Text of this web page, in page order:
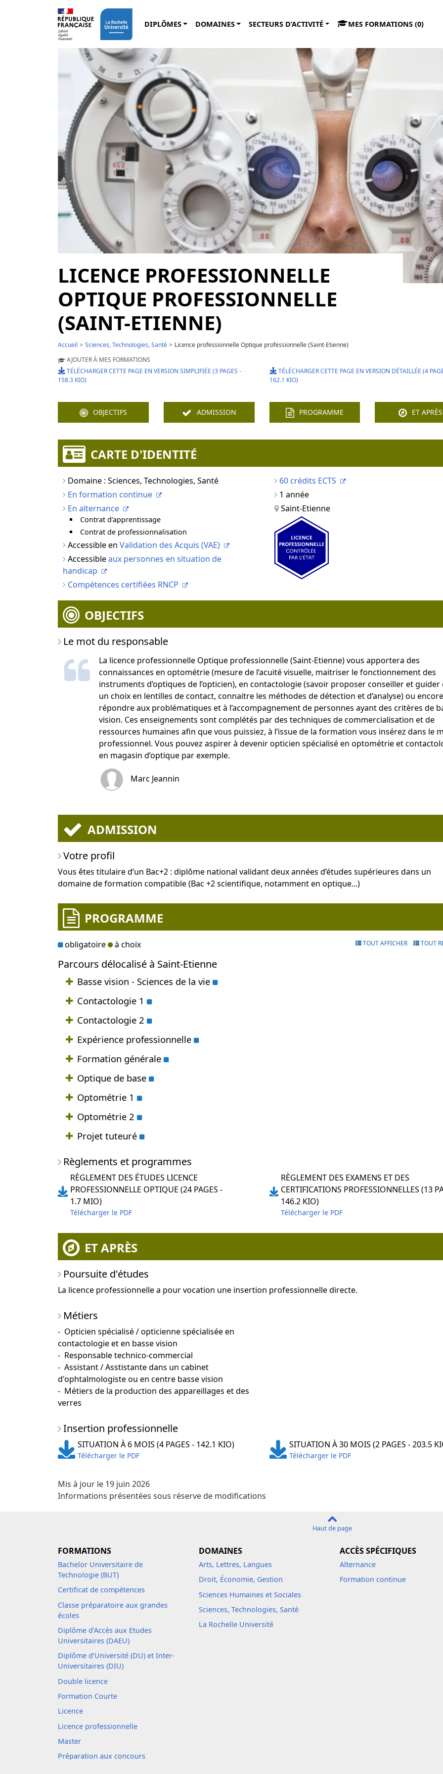
Aller au contenu principal
DIPLÔMES DOMAINES SECTEURS D’ACTIVITÉ MES FORMATIONS (0)
LICENCE PROFESSIONNELLE
OPTIQUE PROFESSIONNELLE
(SAINT-ETIENNE)
Accueil Sciences, Technologies, Santé
Licence professionnelle Optique professionnelle (Saint-Etienne)
AJOUTER À MES FORMATIONS
TÉLÉCHARGER CETTE PAGE EN VERSION SIMPLIFIÉE (3 PAGES -
158.3 KIO)
TÉLÉCHARGER CETTE PAGE EN VERSION DÉTAILLÉE (4
162.1 KIO)
OBJECTIFS ADMISSION PROGRAMME ET APRÈS
CARTE D'IDENTITÉ
Domaine : Sciences, Technologies, Santé
En formation continue
En alternance
Contrat d’apprentissage
Contrat de professionnalisation
Accessible en Validation des Acquis (VAE)
Accessibleaux personnes en situation de
handicap
Compétences certifiées RNCP
60 crédits ECTS
1 année
Saint-Etienne
OBJECTIFS
Le mot du responsable
La licence professionnelle Optique professionnelle (Saint-Etienne) vous apportera des
connaissances en optométrie (mesure de l’acuité visuelle, maitriser le fonctionnement des
instruments d’optiques de l’opticien), en contactologie (savoir proposer conseiller et guider
un choix en lentilles de contact, connaitre les méthodes de détection et d’analyse) ou
répondre aux problématiques et à l’accompagnement de personnes ayant des critères de
vision. Ces enseignements sont complétés par des techniques de commercialisation et de
ressources humaines afin que vous puissiez, à l’issue de la formation vous insérez dans le
professionnel. Vous pouvez aspirer à devenir opticien spécialisé en optométrie et
en magasin d’optique par exemple.
Marc Jeannin
ADMISSION
Votre profil
Vous êtes titulaire d’un Bac+2 : diplôme national validant deux années d’études supérieures dans un
domaine de formation compatible (Bac +2 scientifique, notamment en optique...)
PROGRAMME
obligatoire à choix TOUT
TOUT AFFICHER
Parcours délocalisé à Saint-Etienne
Basse vision - Sciences de la vie obligatoire
Contactologie 1
obligatoire
Contactologie 2 obligatoire
Expérience professionnelle obligatoire
Formation générale obligatoire
Optique de base obligatoire
Optométrie 1
obligatoire
Optométrie 2 obligatoire
Projet tuteuré obligatoire
Règlements et programmes
RÈGLEMENT DES ÉTUDES LICENCE
PROFESSIONNELLE OPTIQUE (24 PAGES -
1.7 MIO)
Télécharger le PDF
RÈGLEMENT DES EXAMENS ET DES
CERTIFICATIONS PROFESSIONNELLES (13
146.2 KIO)
Télécharger le PDF
ET APRÈS
Poursuite d'études
La licence professionnelle a pour vocation une insertion professionnelle directe.
Métiers
- Opticien spécialisé / opticienne spécialisée en
contactologie et en basse vision
- Responsable technico-commercial
- Assistant / Asstistante dans un cabinet
d'ophtalmologiste ou en centre basse vision
- Métiers de la production des appareillages et des
verres
Insertion professionnelle
SITUATION À 6 MOIS (4 PAGES - 142.1 KIO)
Télécharger le PDF
SITUATION À 30 MOIS (2 PAGES - 203.5
Télécharger le PDF
Mis à jour le 19 juin 2026
Informations présentées sous réserve de modifications
Haut de page
FORMATIONS
Bachelor Universitaire de
Technologie (BUT)
Certificat de compétences
Classe préparatoire aux grandes
écoles
Diplôme d’Accès aux Etudes
Universitaires (DAEU)
Diplôme d’Université (DU) et Inter-
Universitaires (DIU)
Double licence
Formation Courte
Licence
Licence professionnelle
Master
Préparation aux concours
DOMAINES
Arts, Lettres, Langues
Droit, Économie, Gestion
Sciences Humaines et Sociales
Sciences, Technologies, Santé
La Rochelle Université
ACCÈS SPÉCIFIQUES
Alternance
Formation continue